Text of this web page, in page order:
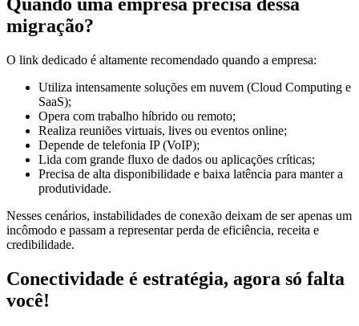
Quando uma empresa precisa dessa
migração?
O link dedicado é altamente recomendado quando a empresa:
Utiliza intensamente soluções em nuvem (Cloud Computing e
SaaS);
Opera com trabalho híbrido ou remoto;
Realiza reuniões virtuais, lives ou eventos online;
Depende de telefonia IP (VoIP);
Lida com grande fluxo de dados ou aplicações críticas;
Precisa de alta disponibilidade e baixa latência para manter a
produtividade.
Nesses cenários, instabilidades de conexão deixam de ser apenas um
incômodo e passam a representar perda de eficiência, receita e
credibilidade.
Conectividade é estratégia, agora só falta
você!